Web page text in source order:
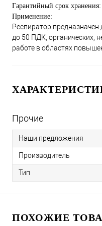
Гарантийный срок хранения:
Применение:
Респиратор
до 50 ПДК, органических,
работе в областях
Прочие
Наши предложения
Производитель
Тип
ПОХОЖИЕ